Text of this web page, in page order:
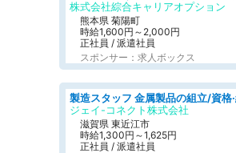
株式会社綜合キャリアオプション
熊本県 菊陽町
時給1,600円～2,000円
正社員 / 派遣社員
スポンサー：求人ボックス
ジェイ-コネクト株式会社
滋賀県 東近江市
時給1,300円～1,625円
正社員 / 派遣社員